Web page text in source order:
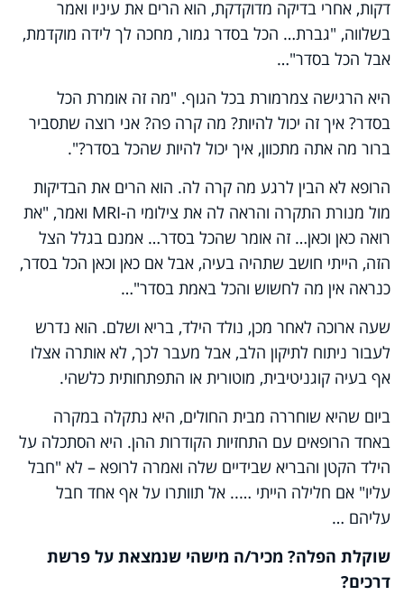
דקות, אחרי בדיקה מדוקדקת, הוא הרים את עיניו ואמר
בשלווה, "גברת… הכל בסדר גמור, מחכה לך לידה מוקדמת,
אבל הכל בסדר"…
היא הרגישה צמרמורת בכל הגוף. "מה זה אומרת הכל
בסדר? איך זה יכול להיות? מה קרה פה? אני רוצה שתסביר
ברור מה אתה מתכוון, איך יכול להיות שהכל בסדר?".
הרופא לא הבין לרגע מה קרה לה. הוא הרים את הבדיקות
מול מנורת התקרה והראה לה את צילומי ה-MRI ואמר, "את
רואה כאן וכאן… זה אומר שהכל בסדר… אמנם בגלל הצל
הזה, הייתי חושב שתהיה בעיה, אבל אם כאן וכאן הכל בסדר,
כנראה אין מה לחשוש והכל באמת בסדר"…
שעה ארוכה לאחר מכן, נולד הילד, בריא ושלם. הוא נדרש
לעבור ניתוח לתיקון הלב, אבל מעבר לכך, לא אותרה אצלו
אף בעיה קוגניטיבית, מוטורית או התפתחותית כלשהי.
ביום שהיא שוחררה מבית החולים, היא נתקלה במקרה
באחד הרופאים עם התחזיות הקודרות ההן. היא הסתכלה על
הילד הקטן והבריא שבידיים שלה ואמרה לרופא – לא "חבל
עליו" אם חלילה הייתי ….. אל תוותרו על אף אחד חבל
עליהם …
שוקלת הפלה? מכיר/ה מישהי שנמצאת על פרשת
דרכים?